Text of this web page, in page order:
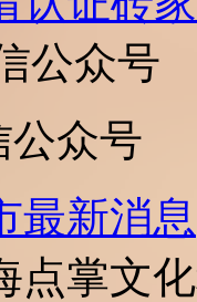
公众号
最新消息
点掌文